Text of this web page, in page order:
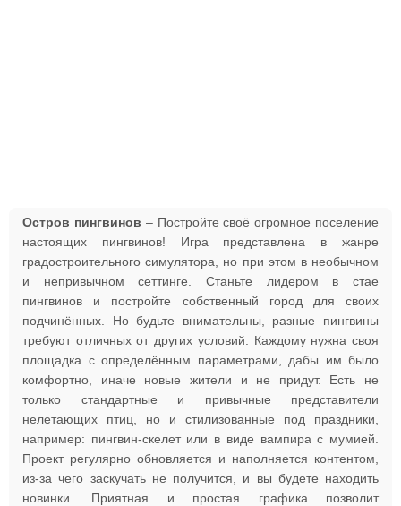
Остров пингвинов – Постройте своё огромное поселение
настоящих пингвинов! Игра представлена в жанре
градостроительного симулятора, но при этом в необычном
и непривычном сеттинге. Станьте лидером в стае
пингвинов и постройте собственный город для своих
подчинённых. Но будьте внимательны, разные пингвины
требуют отличных от других условий. Каждому нужна своя
площадка с определённым параметрами, дабы им было
комфортно, иначе новые жители и не придут. Есть не
только стандартные и привычные представители
нелетающих птиц, но и стилизованные под праздники,
например: пингвин-скелет или в виде вампира с мумией.
Проект регулярно обновляется и наполняется контентом,
из-за чего заскучать не получится, и вы будете находить
новинки. Приятная и простая графика позволит